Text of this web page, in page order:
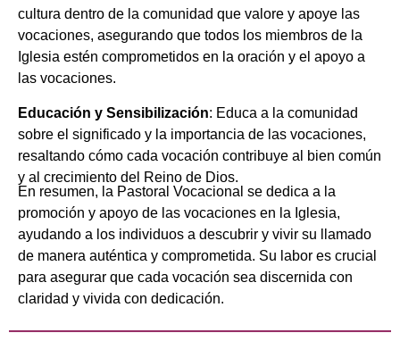
cultura dentro de la comunidad que valore y apoye las
vocaciones, asegurando que todos los miembros de la
Iglesia estén comprometidos en la oración y el apoyo a
las vocaciones.
Educación y Sensibilización: Educa a la comunidad
sobre el significado y la importancia de las vocaciones,
resaltando cómo cada vocación contribuye al bien común
y al crecimiento del Reino de Dios.
En resumen, la Pastoral Vocacional se dedica a la
promoción y apoyo de las vocaciones en la Iglesia,
ayudando a los individuos a descubrir y vivir su llamado
de manera auténtica y comprometida. Su labor es crucial
para asegurar que cada vocación sea discernida con
claridad y vivida con dedicación.